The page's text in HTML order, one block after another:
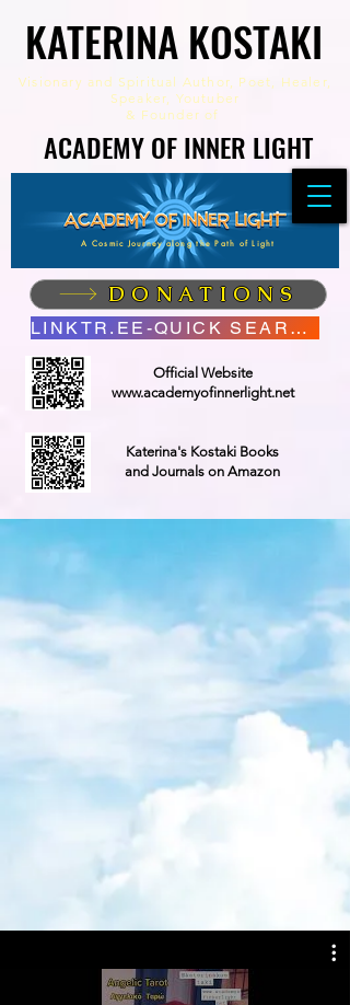
KATERINA KOSTAKI
KATERINA KOSTAKI
Visionary and Spiritual Author, Poet, Healer,
Speaker, Youtuber
& Founder of
ACADEMY OF INNER LIGHT
ACADEMY OF INNER LIGHT
A Cosmic Journey along the Path of Light
DONATIONS
LINKTR.EE-QUICK SEARCH
Official Website
www.academyofinnerlight.net
Katerina's Kostaki Books
and Journals on Amazon